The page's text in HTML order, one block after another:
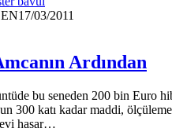
17/03/2011
Ardından
bu seneden 200 bin Euro
300 katı kadar maddi,
hasar…